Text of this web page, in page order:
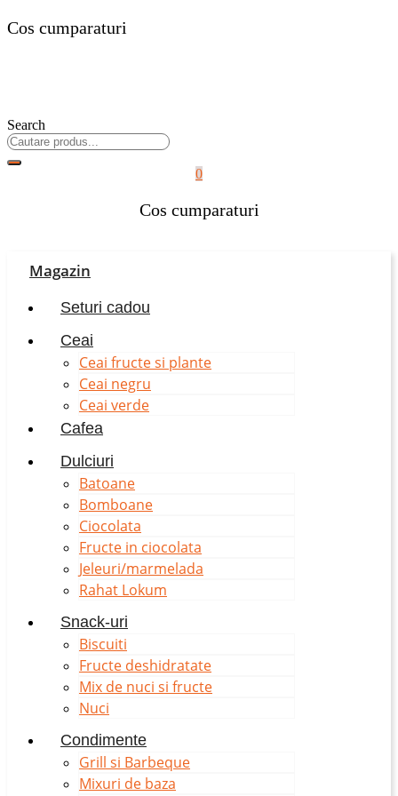
Cos cumparaturi
Search
0
Cos cumparaturi
Magazin
Seturi cadou
Ceai
Ceai fructe si plante
Ceai negru
Ceai verde
Cafea
Dulciuri
Batoane
Bomboane
Ciocolata
Fructe in ciocolata
Jeleuri/marmelada
Rahat Lokum
Snack-uri
Biscuiti
Fructe deshidratate
Mix de nuci si fructe
Nuci
Condimente
Grill si Barbeque
Mixuri de baza